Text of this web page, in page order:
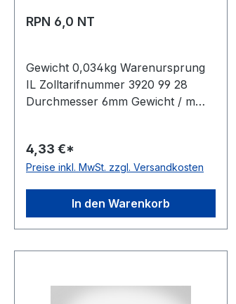
RPN 6,0 NT
Gewicht 0,034kg Warenursprung
IL Zolltarifnummer 3920 99 28
Durchmesser 6mm Gewicht / m
Material Polyurethan Farbe grün
Rollenlänge 30,5 (außer Ø 2mm =
Zugstrang nein Shorehärte 88°
Shore A
4,33 €*
Preise inkl. MwSt. zzgl. Versandkosten
In den Warenkorb